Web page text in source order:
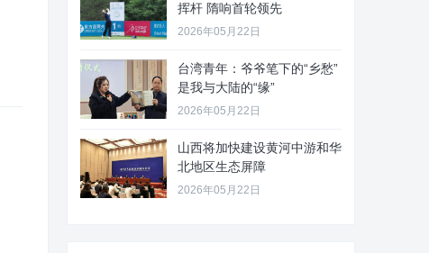
挥杆 隋响首轮领先
2026年05月22日
台湾青年：爷爷笔下的“乡愁”
是我与大陆的“缘”
2026年05月22日
山西将加快建设黄河中游和华
北地区生态屏障
2026年05月22日